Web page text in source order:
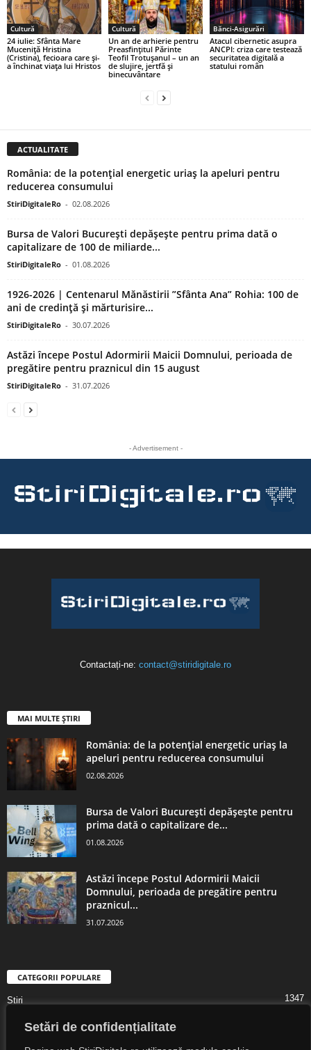
Setări de confidențialitate
Cultură
24 iulie: Sfânta Mare
Muceniță Hristina
(Cristina), fecioara care și-
a închinat viața lui Hristos
Cultură
Un an de arhierie pentru
Preasfințitul Părinte
Teofil Trotușanul – un an
de slujire, jertfă și
binecuvântare
Bănci-Asigurări
Atacul cibernetic asupra
ANCPI: criza care testează
securitatea digitală a
statului român
ACTUALITATE
România: de la potențial energetic uriaș la apeluri pentru
reducerea consumului
StiriDigitaleRo - 02.08.2026
Bursa de Valori București depășește pentru prima dată o
capitalizare de 100 de miliarde...
StiriDigitaleRo - 01.08.2026
1926-2026 | Centenarul Mănăstirii ”Sfânta Ana” Rohia: 100 de
ani de credință și mărturisire...
StiriDigitaleRo - 30.07.2026
Astăzi începe Postul Adormirii Maicii Domnului, perioada de
pregătire pentru praznicul din 15 august
StiriDigitaleRo - 31.07.2026
- Advertisement -
Contactați-ne: contact@stiridigitale.ro
MAI MULTE ȘTIRI
România: de la potențial energetic uriaș la
apeluri pentru reducerea consumului
02.08.2026
Bursa de Valori București depășește pentru
prima dată o capitalizare de...
01.08.2026
Astăzi începe Postul Adormirii Maicii
Domnului, perioada de pregătire pentru
praznicul...
31.07.2026
CATEGORII POPULARE
Știri 1347
Digital Lifestyle